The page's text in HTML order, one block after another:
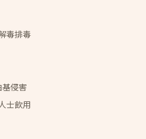
毒排毒
侵害
士飲用